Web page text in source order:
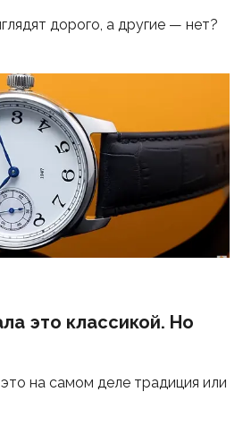
дорого, а другие — нет?
это классикой. Но
на самом деле традиция или